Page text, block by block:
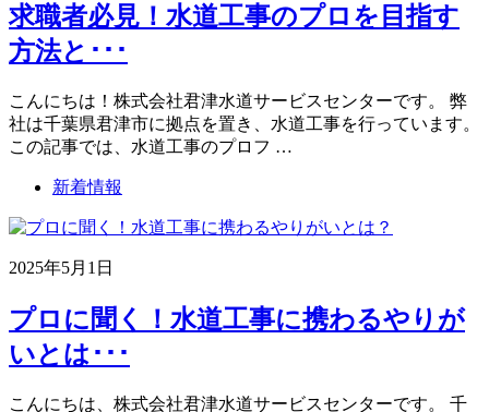
求職者必見！水道工事のプロを目指す
方法と･･･
こんにちは！株式会社君津水道サービスセンターです。 弊
社は千葉県君津市に拠点を置き、水道工事を行っています。
この記事では、水道工事のプロフ …
新着情報
2025年5月1日
プロに聞く！水道工事に携わるやりが
いとは･･･
こんにちは、株式会社君津水道サービスセンターです。 千